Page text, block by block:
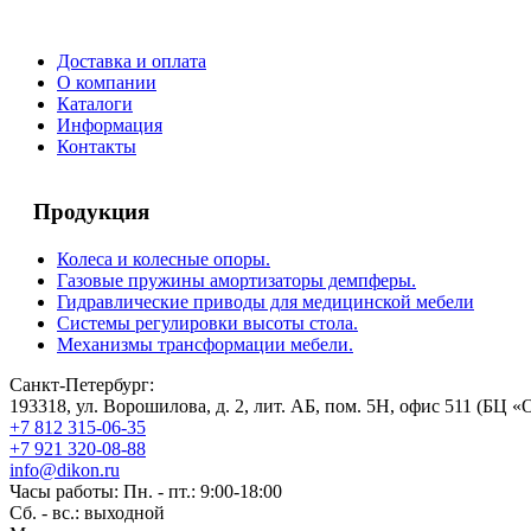
Доставка и оплата
О компании
Каталоги
Информация
Контакты
Продукция
Колеса и колесные опоры.
Газовые пружины амортизаторы демпферы.
Гидравлические приводы для медицинской мебели
Системы регулировки высоты стола.
Механизмы трансформации мебели.
Санкт-Петербург:
193318, ул. Ворошилова, д. 2, лит. АБ, пом. 5Н, офис 511 (БЦ
+7 812 315-06-35
+7 921 320-08-88
info@dikon.ru
Часы работы: Пн. - пт.: 9:00-18:00
Сб. - вс.: выходной